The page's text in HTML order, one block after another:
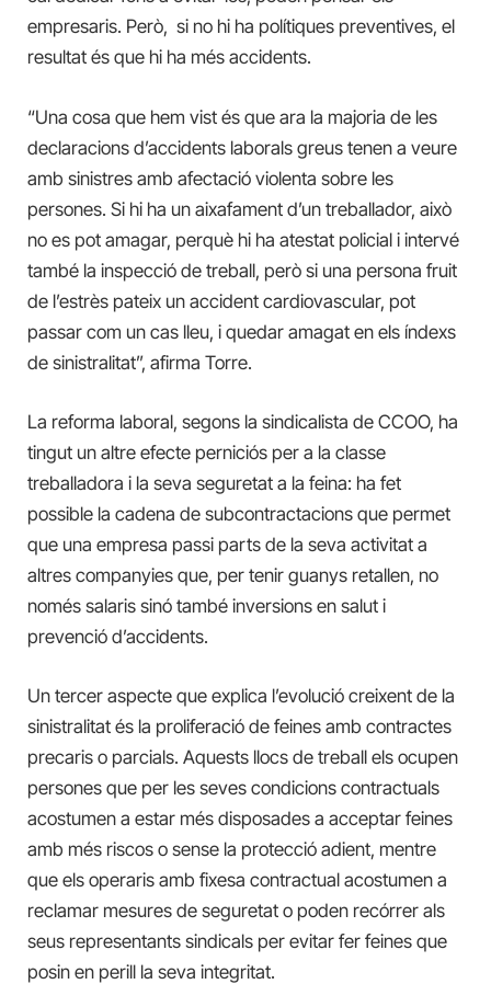
empresaris. Però, si no hi ha polítiques preventives, el
resultat és que hi ha més accidents.
“Una cosa que hem vist és que ara la majoria de les
declaracions d’accidents laborals greus tenen a veure
amb sinistres amb afectació violenta sobre les
persones. Si hi ha un aixafament d’un treballador, això
no es pot amagar, perquè hi ha atestat policial i intervé
també la inspecció de treball, però si una persona fruit
de l’estrès pateix un accident cardiovascular, pot
passar com un cas lleu, i quedar amagat en els índexs
de sinistralitat”, afirma Torre.
La reforma laboral, segons la sindicalista de CCOO, ha
tingut un altre efecte perniciós per a la classe
treballadora i la seva seguretat a la feina: ha fet
possible la cadena de subcontractacions que permet
que una empresa passi parts de la seva activitat a
altres companyies que, per tenir guanys retallen, no
només salaris sinó també inversions en salut i
prevenció d’accidents.
Un tercer aspecte que explica l’evolució creixent de la
sinistralitat és la proliferació de feines amb contractes
precaris o parcials. Aquests llocs de treball els ocupen
persones que per les seves condicions contractuals
acostumen a estar més disposades a acceptar feines
amb més riscos o sense la protecció adient, mentre
que els operaris amb fixesa contractual acostumen a
reclamar mesures de seguretat o poden recórrer als
seus representants sindicals per evitar fer feines que
posin en perill la seva integritat.